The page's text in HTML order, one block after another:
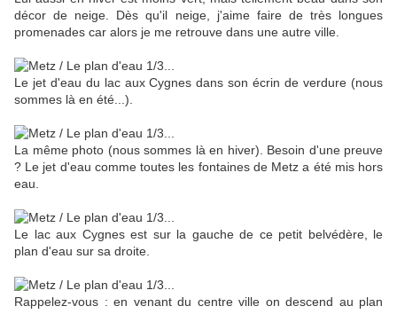
décor de neige. Dès qu'il neige, j'aime faire de très longues
promenades car alors je me retrouve dans une autre ville.
Le jet d'eau du lac aux Cygnes dans son écrin de verdure (nous
sommes là en été...).
La même photo (nous sommes là en hiver). Besoin d'une preuve
? Le jet d'eau comme toutes les fontaines de Metz a été mis hors
eau.
Le lac aux Cygnes est sur la gauche de ce petit belvédère, le
plan d'eau sur sa droite.
Rappelez-vous : en venant du centre ville on descend au plan